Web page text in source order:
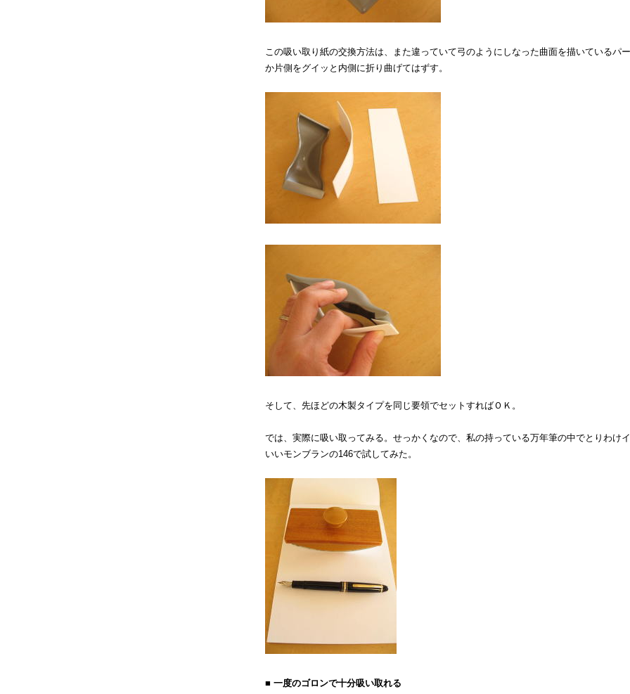
この吸い取り紙の交換方法は、また違っていて弓のようにしなった曲面を描いているパ
か片側をグイッと内側に折り曲げてはずす。
そして、先ほどの木製タイプを同じ要領でセットすればＯＫ。
では、実際に吸い取ってみる。せっかくなので、私の持っている万年筆の中でとりわけ
いいモンブランの146で試してみた。
■ 一度のゴロンで十分吸い取れる